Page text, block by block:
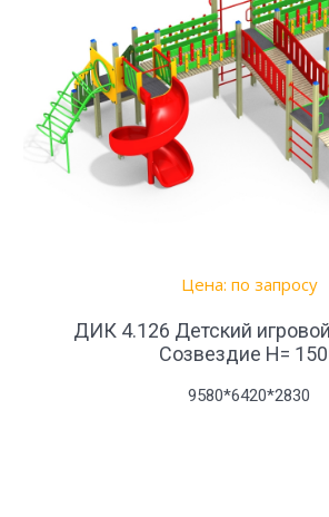
Цена: по запросу
ДИК 4.126 Детский
Созвездие Н=
9580*6420*2830